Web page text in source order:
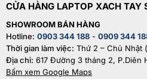
CỬA HÀNG LAPTOP XACH TAY
SHOWROOM BÁN HÀNG
Hotline: 0903 344 188 - 0909 344
Thời gian làm việc: Thứ 2 – Chủ Nhật
Địa chỉ: 617 Đường 3 tháng 2, P.Diên
Bấm xem Google Maps